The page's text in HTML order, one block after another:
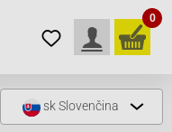
0
skSlovenčina